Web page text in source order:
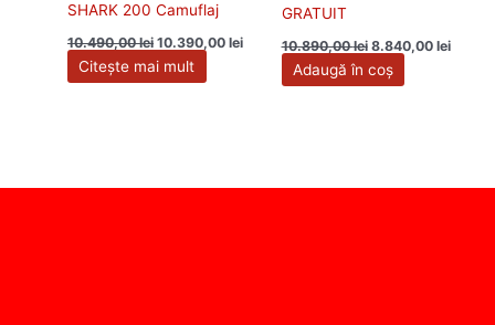
SHARK 200 Camuflaj
10.490,00lei 10.390,00lei
Citește mai mult
GRATUIT
10.890,00lei 8.840,00 lei
Adaugă în coș